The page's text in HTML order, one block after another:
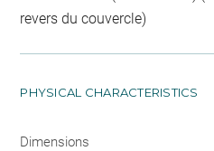
revers du couvercle)
PHYSICAL CHARACTERISTICS
Dimensions